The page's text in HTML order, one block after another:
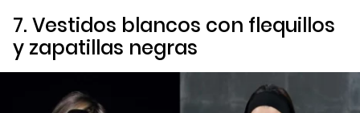
7. Vestidos blancos con flequillos
y zapatillas negras